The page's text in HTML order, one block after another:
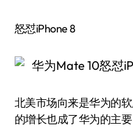
怒怼iPhone 8
北美市场向来是华为的
的增长也成了华为的主